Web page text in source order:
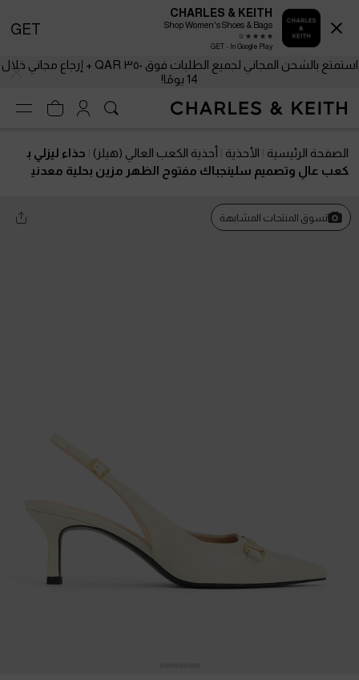
استمتع بالشحن المجاني لجميع الطلبات فوق ٣٥٠ QAR + إرجاع مجاني خلال
14 يومًا!
الصفحة الرئيسية الأحذية أحذية الكعب العالي (هيلز)
حذاء ليزلي ب
كعب عالٍ وتصميم سلينجباك مفتوح الظهر مزين بحلية معدني
تسوق المنتجات المشابهة
CHARLES & KEITH
Shop Women's Shoes & Bags
GET - In Google Play
GET